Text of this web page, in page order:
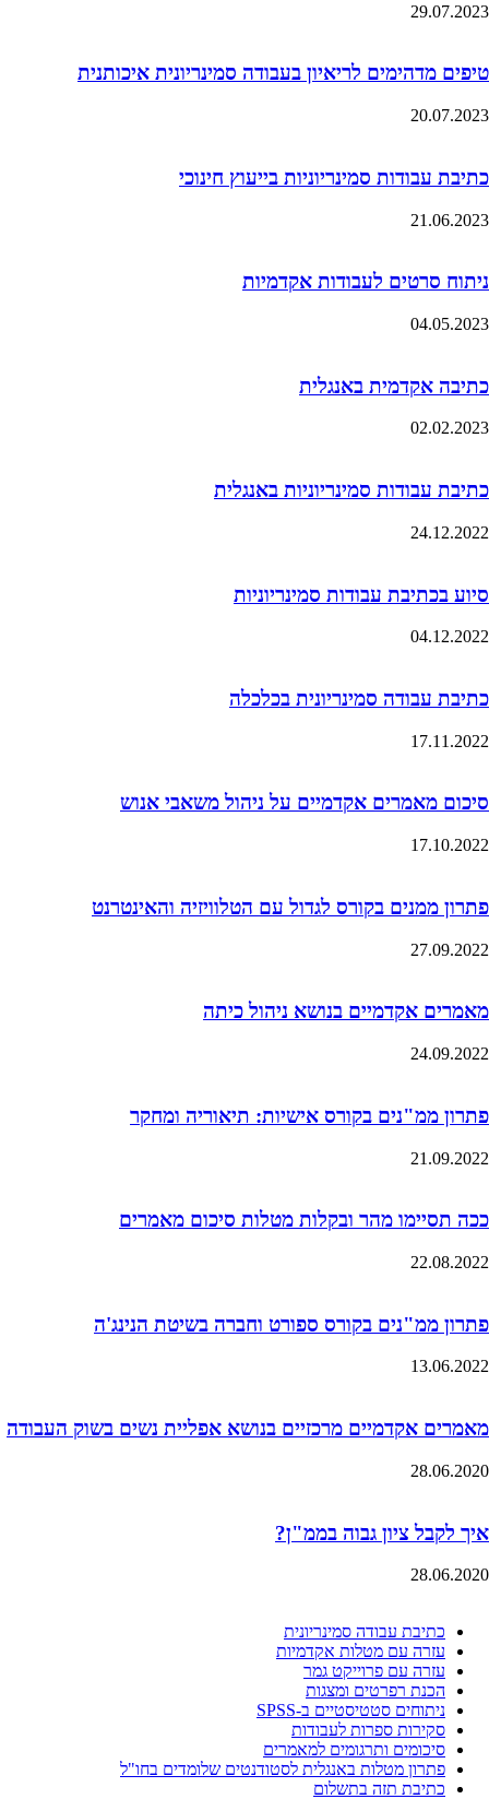
29.07.2023
טיפים מדהימים לריאיון בעבודה סמינריונית איכותנית
20.07.2023
כתיבת עבודות סמינריוניות בייעוץ חינוכי
21.06.2023
ניתוח סרטים לעבודות אקדמיות
04.05.2023
כתיבה אקדמית באנגלית
02.02.2023
כתיבת עבודות סמינריוניות באנגלית
24.12.2022
סיוע בכתיבת עבודות סמינריוניות
04.12.2022
כתיבת עבודה סמינריונית בכלכלה
17.11.2022
סיכום מאמרים אקדמיים על ניהול משאבי אנוש
17.10.2022
פתרון ממנים בקורס לגדול עם הטלוויזיה והאינטרנט
27.09.2022
מאמרים אקדמיים בנושא ניהול כיתה
24.09.2022
פתרון ממ"נים בקורס אישיות: תיאוריה ומחקר
21.09.2022
ככה תסיימו מהר ובקלות מטלות סיכום מאמרים
22.08.2022
פתרון ממ"נים בקורס ספורט וחברה בשיטת הנינג'ה
13.06.2022
מאמרים אקדמיים מרכזיים בנושא אפליית נשים בשוק העבודה
28.06.2020
איך לקבל ציון גבוה בממ"ן?
28.06.2020
כתיבת עבודה סמינריונית
עזרה עם מטלות אקדמיות
עזרה עם פרוייקט גמר
הכנת רפרטים ומצגות
ניתוחים סטטיסטיים ב-SPSS
סקירות ספרות לעבודות
סיכומים ותרגומים למאמרים
פתרון מטלות באנגלית לסטודנטים שלומדים בחו"ל
כתיבת תזה בתשלום